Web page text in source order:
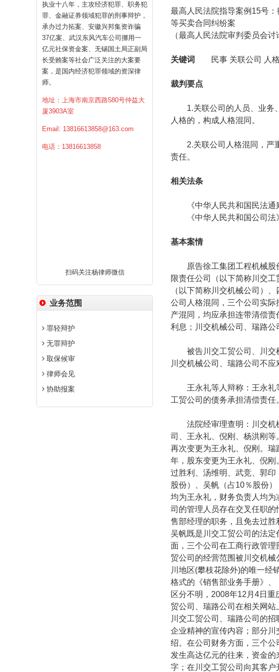
执业十八年，主攻经济犯罪、职务犯
罪、金融证券领域犯罪的刑事辩护，
承办过力拓案、安徽兴邦集资诈骗
37亿案、武汉东风汽车公司挪用一
亿元社保资金案、无锡国土局正副局
长受贿案等社会广泛关注的大案要
案，是国内经济犯罪领域的资深律
师。
地址：上海市南京西路580号仲益大
厦3903A室
Email: 13816613858@163.com
电话：13816613858
扫码关注杨律师微信
业务范围
罪轻辩护
无罪辩护
取保候审
律师会见
协助报案
最高人民法院指导案例 15号：
等买卖合同纠纷案
（最高人民法院审判委员会讨
关键词 民事 关联公司 人格
裁判要点
1.关联公司的人员、业务
人格的，构成人格混同。
2.关联公司人格混同，严
责任。
相关法条
《中华人民共和国民法通
《中华人民共和国公司法
基本案情
原告徐工集团工程机械股
限责任公司（以下简称川交
（以下简称川交机械公司）
公司人格混同，三个公司实
产混同，均应承担连带清偿
利息；川交机械公司、瑞路公
被告川交工贸公司、川交机
川交机械公司、瑞路公司不应
王永礼等人辩称：王永礼
工贸公司的债务承担清偿责任
法院经审理查明：川交机
司、王永礼、倪刚、杨洪刚等
再次变更为王永礼、倪刚。瑞
年，股东变更为王永礼、倪
过胜利、汤维明、武竞、郭印
股份）、吴帆（占10％股份
均为王永礼，财务负责人均
司的管理人员存在交叉任职
售部经理的职务，且免去过胜
吴帆既是川交工贸公司的法
面，三个公司在工商行政管
贸公司的经营范围被川交机
川地区(攀枝花除外)的唯一经
格式的《销售部业务手册》
区分不明， 2008年12 月 4日重
贸公司、瑞路公司在相关网站
川交工贸公司、瑞路公司的
企业精神的宣传内容；部分
绍。在公司财务方面，三个
发生高达亿元的往来，资金
字；在川交工贸公司向其客